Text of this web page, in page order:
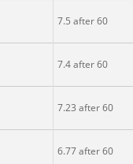
7.5 after 60
7.4 after 60
7.23 after 60
6.77 after 60